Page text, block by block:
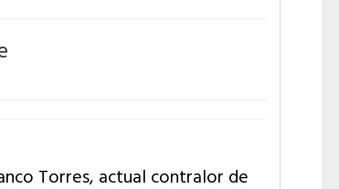
Torres, actual contralor de